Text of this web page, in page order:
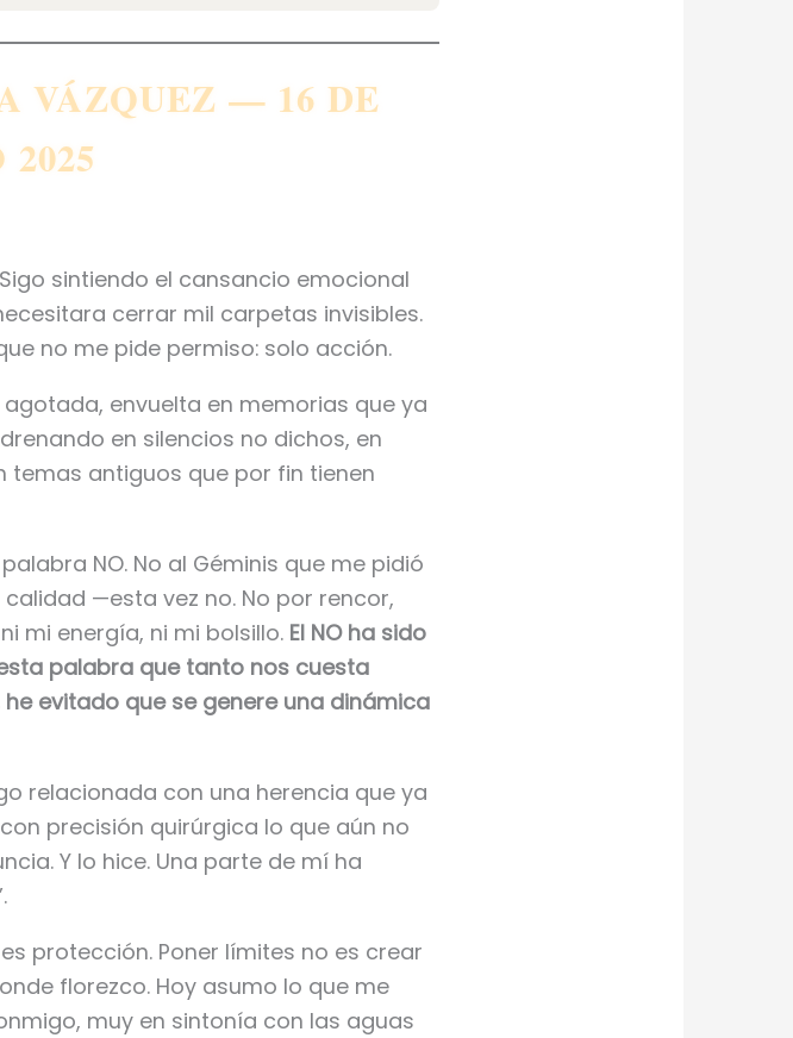
VÁZQUEZ — 16 DE
sintiendo el cansancio emocional
cerrar mil carpetas invisibles.
no me pide permiso: solo acción.
envuelta en memorias que ya
en silencios no dichos, en
temas antiguos que por fin tienen
NO. No al Géminis que me pidió
—esta vez no. No por rencor,
mi energía, ni mi bolsillo. El NO ha sido
palabra que tanto nos cuesta
evitado que se genere una dinámica
relacionada con una herencia que ya
precisión quirúrgica lo que aún no
Y lo hice. Una parte de mí ha
protección. Poner límites no es crear
florezco. Hoy asumo lo que me
muy en sintonía con las aguas